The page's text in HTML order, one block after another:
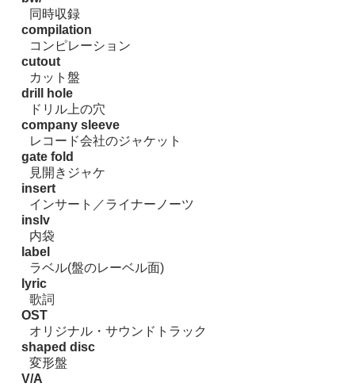
同時収録
compilation
コンピレーション
cutout
カット盤
drill hole
ドリル上の穴
company sleeve
レコード会社のジャケット
gate fold
見開きジャケ
insert
インサート／ライナーノーツ
inslv
内袋
label
ラベル(盤のレーベル面)
lyric
歌詞
OST
オリジナル・サウンドトラック
shaped disc
変形盤
V/A